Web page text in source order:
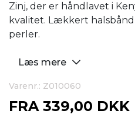
Zinj, der er håndlavet i
kvalitet. Lækkert
perler.
Læs mere
Varenr.: Z010060
FRA 339,00 DKK